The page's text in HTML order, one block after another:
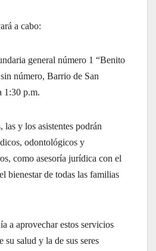
a cabo:
general número 1 “Benito
número, Barrio de San
1:30 p.m.
las y los asistentes podrán
odontológicos y
como asesoría jurídica con el
bienestar de todas las familias
a aprovechar estos servicios
su salud y la de sus seres